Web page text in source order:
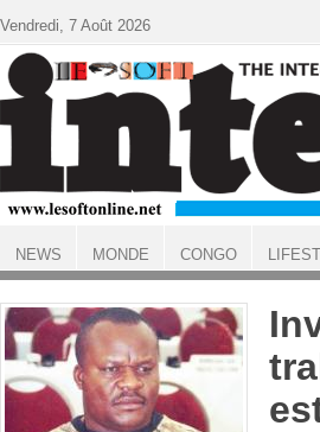
ACCUEIL
Vendredi, 7 Août 2026
NEWS MONDE CONGO